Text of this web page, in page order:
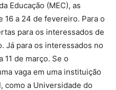
Educação (MEC), as
16 a 24 de fevereiro. Para o
para os interessados de
Já para os interessados no
11 de março. Se o
vaga em uma instituição
como a Universidade do